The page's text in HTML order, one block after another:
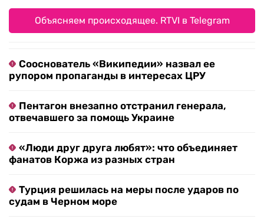
Объясняем происходящее. RTVI в Telegram
Сооснователь «Википедии» назвал ее
рупором пропаганды в интересах ЦРУ
Пентагон внезапно отстранил генерала,
отвечавшего за помощь Украине
«Люди друг друга любят»: что объединяет
фанатов Коржа из разных стран
Турция решилась на меры после ударов по
судам в Черном море